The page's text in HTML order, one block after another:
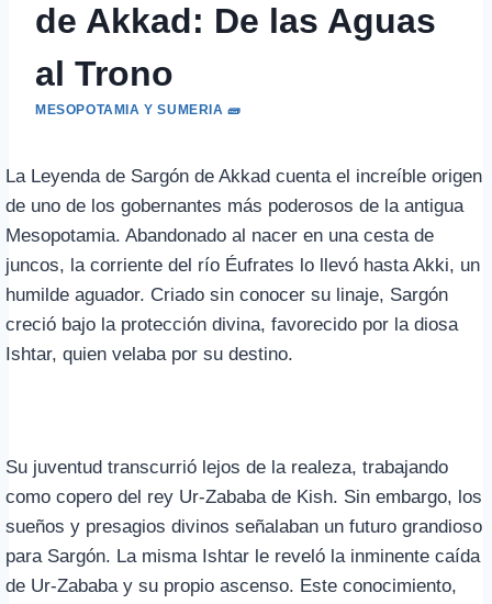
de Akkad: De las Aguas
al Trono
MESOPOTAMIA Y SUMERIA 🧱
La Leyenda de Sargón de Akkad cuenta el increíble origen
de uno de los gobernantes más poderosos de la antigua
Mesopotamia. Abandonado al nacer en una cesta de
juncos, la corriente del río Éufrates lo llevó hasta Akki, un
humilde aguador. Criado sin conocer su linaje, Sargón
creció bajo la protección divina, favorecido por la diosa
Ishtar, quien velaba por su destino.
Su juventud transcurrió lejos de la realeza, trabajando
como copero del rey Ur-Zababa de Kish. Sin embargo, los
sueños y presagios divinos señalaban un futuro grandioso
para Sargón. La misma Ishtar le reveló la inminente caída
de Ur-Zababa y su propio ascenso. Este conocimiento,